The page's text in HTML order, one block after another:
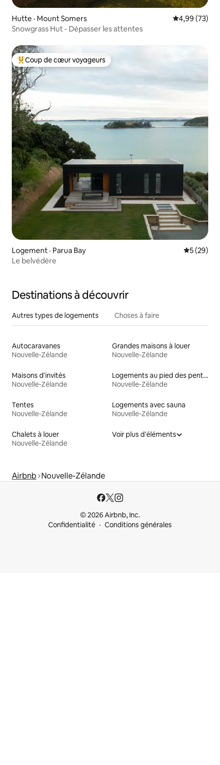
Hutte · Mount Somers Note
4,99 (73)
Snowgrass Hut - Dépasser les attentes
Coup de cœur voyageurs parmi les plus aimés
Coup de cœur voyageurs
Logement · Parua Bay Note
5 (29)
Le belvédère
Destinations à découvrir
Autres types de logements Choses à faire
Autocaravanes
Nouvelle-Zélande
Grandes maisons à louer
Nouvelle-Zélande
Maisons d'invités
Nouvelle-Zélande
Logements au pied des pentes à louer
Nouvelle-Zélande
Tentes
Nouvelle-Zélande
Logements avec sauna
Nouvelle-Zélande
Chalets à louer
Nouvelle-Zélande
Voir plus d'éléments
Airbnb Nouvelle-Zélande
© 2026 Airbnb, Inc.
Confidentialité
Conditions générales